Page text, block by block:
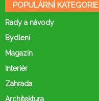
POPULÁRNÍ KATEGORIE
Rady a návody
Bydlení
Magazín
Interiér
Zahrada
Architektura